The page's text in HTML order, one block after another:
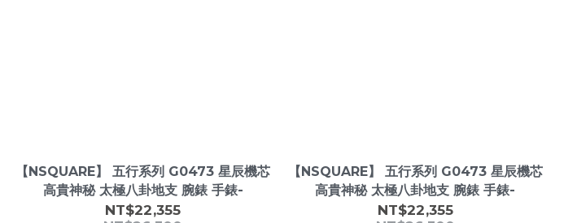
【NSQUARE】 五行系列 G0473 星辰機芯
高貴神秘 太極八卦地支 腕錶 手錶-
NT$22,355
【NSQUARE】 五行系列 G0473 星辰機芯
高貴神秘 太極八卦地支 腕錶 手錶-
NT$22,355